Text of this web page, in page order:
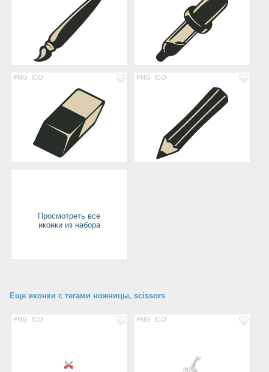
PNG ICO PNG ICO
Просмотреть все
иконки из набора
Еще иконки с тегами ножницы, scissors
PNG ICO PNG ICO